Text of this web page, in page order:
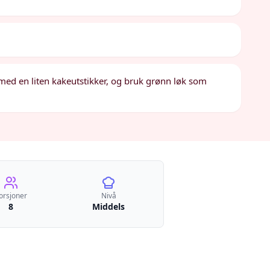
en liten kakeutstikker, og bruk grønn løk som
8
Nivå
Middels